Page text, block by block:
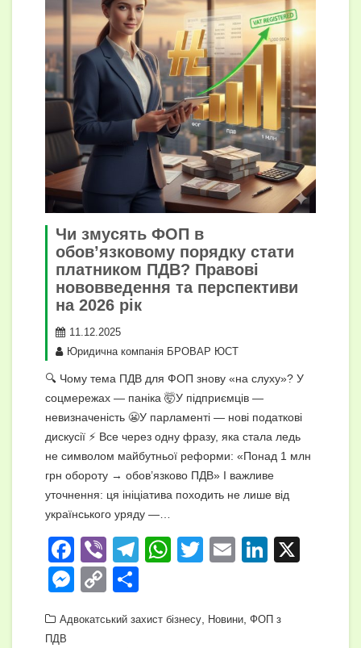
Чи змусять ФОП в
обов’язковому порядку стати
платником ПДВ? Правові
нововведення та перспективи
на 2026 рік
11.12.2025
Юридична компанія БРОВАР ЮСТ
🔍 Чому тема ПДВ для ФОП знову «на слуху»? У
соцмережах — паніка 🤯У підприємців —
невизначеність 😬У парламенті — нові податкові
дискусії ⚡ Все через одну фразу, яка стала ледь
не символом майбутньої реформи: «Понад 1 млн
грн обороту → обов’язково ПДВ» І важливе
уточнення: ця ініціатива походить не лише від
українського уряду —…
F
a
c
e
Vi
b
er
T
gr
W
s
T
er
E
Li
e
M
ss
C
p
ді
Адвокатський захист бізнесу Новини ФОП з
ПДВ